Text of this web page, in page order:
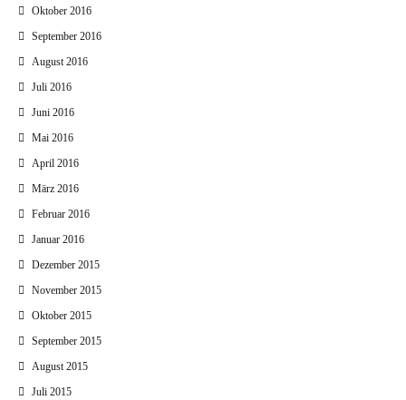
Oktober 2016
September 2016
August 2016
Juli 2016
Juni 2016
Mai 2016
April 2016
März 2016
Februar 2016
Januar 2016
Dezember 2015
November 2015
Oktober 2015
September 2015
August 2015
Juli 2015